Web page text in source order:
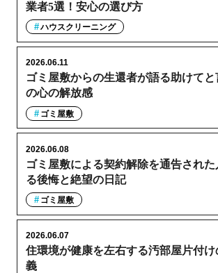
業者5選！安心の選び方
ハウスクリーニング
ゴミ屋敷からの生還者が語る助けてと
の心の解放感
2026.06.11
ゴミ屋敷
ゴミ屋敷による契約解除を通告され
る後悔と絶望の日記
2026.06.08
ゴミ屋敷
住環境が健康を左右する汚部屋片付
義
2026.06.07